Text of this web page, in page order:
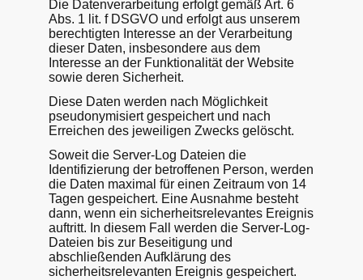
Die Datenverarbeitung erfolgt gemäß Art. 6
Abs. 1 lit. f DSGVO und erfolgt aus unserem
berechtigten Interesse an der Verarbeitung
dieser Daten, insbesondere aus dem
Interesse an der Funktionalität der Website
sowie deren Sicherheit.
Diese Daten werden nach Möglichkeit
pseudonymisiert gespeichert und nach
Erreichen des jeweiligen Zwecks gelöscht.
Soweit die Server-Log Dateien die
Identifizierung der betroffenen Person, werden
die Daten maximal für einen Zeitraum von 14
Tagen gespeichert. Eine Ausnahme besteht
dann, wenn ein sicherheitsrelevantes Ereignis
auftritt. In diesem Fall werden die Server-Log-
Dateien bis zur Beseitigung und
abschließenden Aufklärung des
sicherheitsrelevanten Ereignis gespeichert.